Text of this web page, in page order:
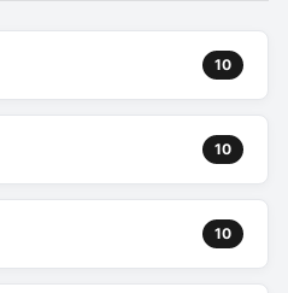
10
10
10